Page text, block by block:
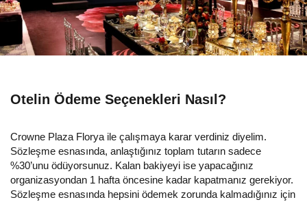
Otelin Ödeme Seçenekleri Nasıl?
Crowne Plaza Florya ile çalışmaya karar verdiniz diyelim.
Sözleşme esnasında, anlaştığınız toplam tutarın sadece
%30’unu ödüyorsunuz. Kalan bakiyeyi ise yapacağınız
organizasyondan 1 hafta öncesine kadar kapatmanız gerekiyor.
Sözleşme esnasında hepsini ödemek zorunda kalmadığınız için